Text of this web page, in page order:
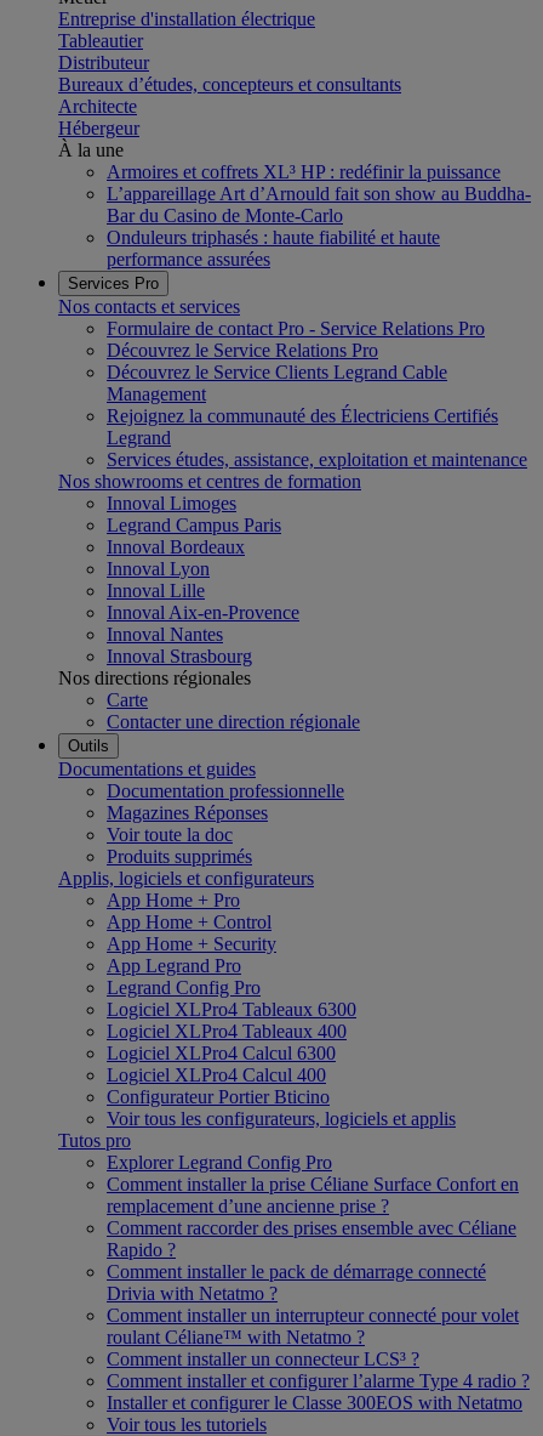
Entreprise d'installation électrique
Tableautier
Distributeur
Bureaux d’études, concepteurs et consultants
Architecte
Hébergeur
À la une
Armoires et coffrets XL³ HP : redéfinir la puissance
L’appareillage Art d’Arnould fait son show au Buddha-
Bar du Casino de Monte-Carlo
Onduleurs triphasés : haute fiabilité et haute
performance assurées
Services Pro
Nos contacts et services
Formulaire de contact Pro - Service Relations Pro
Découvrez le Service Relations Pro
Découvrez le Service Clients Legrand Cable
Management
Rejoignez la communauté des Électriciens Certifiés
Legrand
Services études, assistance, exploitation et maintenance
Nos showrooms et centres de formation
Innoval Limoges
Legrand Campus Paris
Innoval Bordeaux
Innoval Lyon
Innoval Lille
Innoval Aix-en-Provence
Innoval Nantes
Innoval Strasbourg
Nos directions régionales
Carte
Contacter une direction régionale
Outils
Documentations et guides
Documentation professionnelle
Magazines Réponses
Voir toute la doc
Produits supprimés
Applis, logiciels et configurateurs
App Home + Pro
App Home + Control
App Home + Security
App Legrand Pro
Legrand Config Pro
Logiciel XLPro4 Tableaux 6300
Logiciel XLPro4 Tableaux 400
Logiciel XLPro4 Calcul 6300
Logiciel XLPro4 Calcul 400
Configurateur Portier Bticino
Voir tous les configurateurs, logiciels et applis
Tutos pro
Explorer Legrand Config Pro
Comment installer la prise Céliane Surface Confort en
remplacement d’une ancienne prise ?
Comment raccorder des prises ensemble avec Céliane
Rapido ?
Comment installer le pack de démarrage connecté
Drivia with Netatmo ?
Comment installer un interrupteur connecté pour volet
roulant Céliane™ with Netatmo ?
Comment installer un connecteur LCS³ ?
Comment installer et configurer l’alarme Type 4 radio ?
Installer et configurer le Classe 300EOS with Netatmo
Voir tous les tutoriels